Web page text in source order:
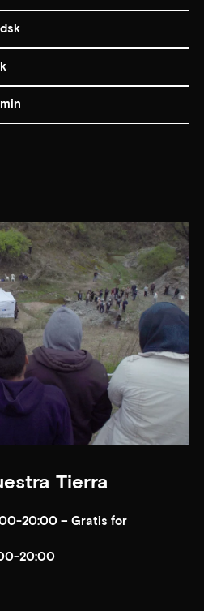
Tierra
20:00 – Gratis for
20:00